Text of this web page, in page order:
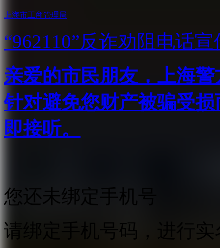
上海市工商管理局
“962110”反诈劝阻电话宣
亲爱的市民朋友，上海
针对避免您财产被骗受
即接听。
您还未绑定手机号
请绑定手机号码，进行